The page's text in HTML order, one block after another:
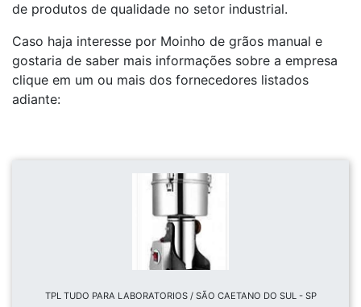
de produtos de qualidade no setor industrial.
Caso haja interesse por Moinho de grãos manual e
gostaria de saber mais informações sobre a empresa
clique em um ou mais dos fornecedores listados
adiante:
TPL TUDO PARA LABORATORIOS / SÃO CAETANO DO SUL - SP